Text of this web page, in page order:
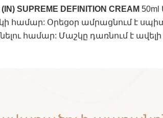
SUPREME DEFINITION CREAM
համար: Օրեցօր ամրացնում է
համար: Մաշկը դառնում է